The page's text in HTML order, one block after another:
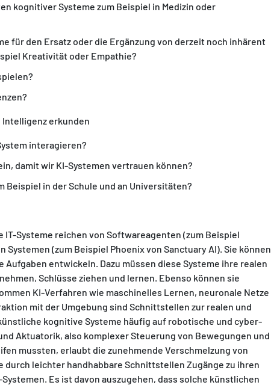
kognitiver Systeme zum Beispiel in Medizin oder
für den Ersatz oder die Ergänzung von derzeit noch inhärent
Kreativität oder Empathie?
Intelligenz erkunden
interagieren?
damit wir KI-Systemen vertrauen können?
Beispiel in der Schule und an Universitäten?
Systeme reichen von Softwareagenten (zum Beispiel
Systemen (zum Beispiel Phoenix von Sanctuary AI). Sie können
entwickeln. Dazu müssen diese Systeme ihre realen
Schlüsse ziehen und lernen. Ebenso können sie
KI-Verfahren wie maschinelles Lernen, neuronale Netze
mit der Umgebung sind Schnittstellen zur realen und
kognitive Systeme häufig auf robotische und cyber-
Aktuatorik, also komplexer Steuerung von Bewegungen und
mussten, erlaubt die zunehmende Verschmelzung von
durch leichter handhabbare Schnittstellen Zugänge zu ihren
Es ist davon auszugehen, dass solche künstlichen